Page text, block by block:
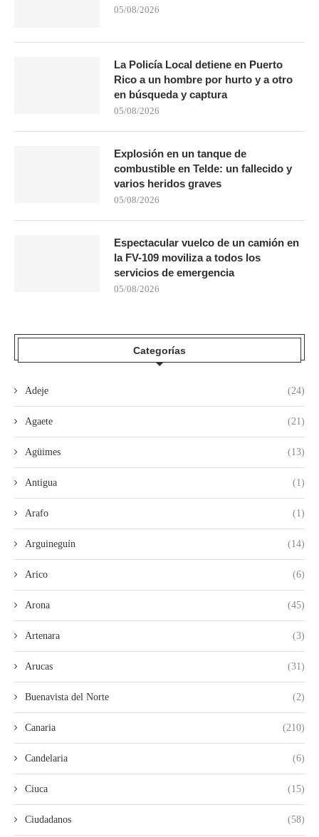
05/08/2026
La Policía Local detiene en Puerto
Rico a un hombre por hurto y a otro
en búsqueda y captura
05/08/2026
Explosión en un tanque de
combustible en Telde: un fallecido y
varios heridos graves
05/08/2026
Espectacular vuelco de un camión en
la FV-109 moviliza a todos los
servicios de emergencia
05/08/2026
Categorías
Adeje (24)
Agaete (21)
Agüimes (13)
Antigua (1)
Arafo (1)
Arguineguín (14)
Arico (6)
Arona (45)
Artenara (3)
Arucas (31)
Buenavista del Norte (2)
Canaria (210)
Candelaria (6)
Ciuca (15)
Ciudadanos (58)